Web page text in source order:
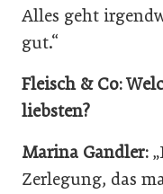
Alles geht
gut.“
Fleisch & Co:
liebsten?
Marina Gandler:
Zerlegung, das